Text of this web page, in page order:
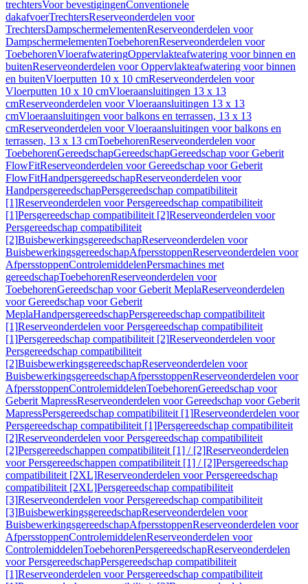
trechtersVoor bevestigingenConventionele
dakafvoerTrechtersReserveonderdelen voor
TrechtersDampschermelementenReserveonderdelen voor
DampschermelementenToebehorenReserveonderdelen voor
ToebehorenVloerafwateringOppervlakteafwatering voor binnen en
buitenReserveonderdelen voor Oppervlakteafwatering voor binnen
en buitenVloerputten 10 x 10 cmReserveonderdelen voor
Vloerputten 10 x 10 cmVloeraansluitingen 13 x 13
cmReserveonderdelen voor Vloeraansluitingen 13 x 13
cmVloeraansluitingen voor balkons en terrassen, 13 x 13
cmReserveonderdelen voor Vloeraansluitingen voor balkons en
terrassen, 13 x 13 cmToebehorenReserveonderdelen voor
ToebehorenGereedschapGereedschapGereedschap voor Geberit
FlowFitReserveonderdelen voor Gereedschap voor Geberit
FlowFitHandpersgereedschapReserveonderdelen voor
HandpersgereedschapPersgereedschap compatibiliteit
[1]Reserveonderdelen voor Persgereedschap compatibiliteit
[1]Persgereedschap compatibiliteit [2]Reserveonderdelen voor
Persgereedschap compatibiliteit
[2]BuisbewerkingsgereedschapReserveonderdelen voor
BuisbewerkingsgereedschapAfpersstoppenReserveonderdelen voor
AfpersstoppenControlemiddelenPersmachines met
gereedschapToebehorenReserveonderdelen voor
ToebehorenGereedschap voor Geberit MeplaReserveonderdelen
voor Gereedschap voor Geberit
MeplaHandpersgereedschapPersgereedschap compatibiliteit
[1]Reserveonderdelen voor Persgereedschap compatibiliteit
[1]Persgereedschap compatibiliteit [2]Reserveonderdelen voor
Persgereedschap compatibiliteit
[2]BuisbewerkingsgereedschapReserveonderdelen voor
BuisbewerkingsgereedschapAfpersstoppenReserveonderdelen voor
AfpersstoppenControlemiddelenToebehorenGereedschap voor
Geberit MapressReserveonderdelen voor Gereedschap voor Geberit
MapressPersgereedschap compatibiliteit [1]Reserveonderdelen voor
Persgereedschap compatibiliteit [1]Persgereedschap compatibiliteit
[2]Reserveonderdelen voor Persgereedschap compatibiliteit
[2]Persgereedschappen compatibiliteit [1] / [2]Reserveonderdelen
voor Persgereedschappen compatibiliteit [1] / [2]Persgereedschap
compatibiliteit [2XL]Reserveonderdelen voor Persgereedschap
compatibiliteit [2XL]Persgereedschap compatibiliteit
[3]Reserveonderdelen voor Persgereedschap compatibiliteit
[3]BuisbewerkingsgereedschapReserveonderdelen voor
BuisbewerkingsgereedschapAfpersstoppenReserveonderdelen voor
AfpersstoppenControlemiddelenReserveonderdelen voor
ControlemiddelenToebehorenPersgereedschapReserveonderdelen
voor PersgereedschapPersgereedschap compatibiliteit
[1]Reserveonderdelen voor Persgereedschap compatibiliteit